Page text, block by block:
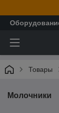
Товары
Молочники